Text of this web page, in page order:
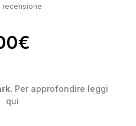
recensione
Per approfondire leggi
qui